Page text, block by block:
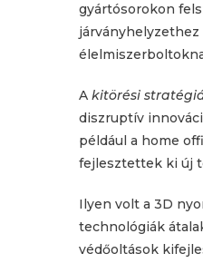
gyártósorokon
A kitörési
diszruptív
például a home
fejlesztettek ki új
Ilyen volt a 3D
technológiák
védőoltások